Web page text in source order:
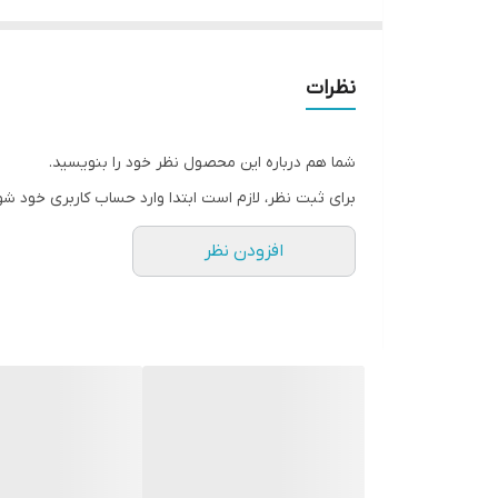
نظرات
شما هم درباره این محصول نظر خود را بنویسید.
برای ثبت نظر، لازم است ابتدا وارد حساب کاربری خود
افزودن نظر